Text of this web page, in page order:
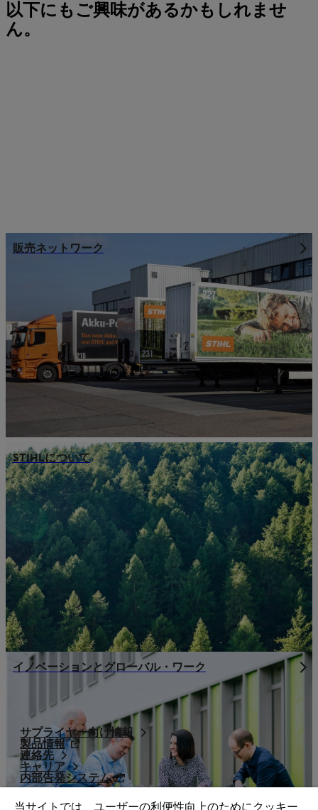
以下にもご興味があるかもしれませ
ん。
販売ネットワーク
STIHLについて
イノベーションとグローバル・ワーク
サプライヤー向け情報
製品情報
連絡先
キャリア
内部告発システム